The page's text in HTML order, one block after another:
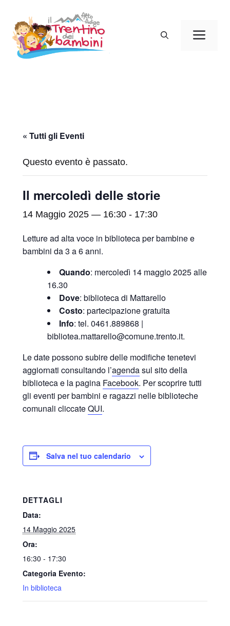
contenuto
« Tutti gli Eventi
Questo evento è passato.
Il mercoledì delle storie
14 Maggio 2025 — 16:30 - 17:30
Letture ad alta voce in biblioteca per bambine e
bambini da 3 a 6 anni.
Quando: mercoledì 14 maggio 2025 alle
16.30
Dove: biblioteca di Mattarello
Costo: partecipazione gratuita
Info: tel. 0461.889868 |
bibliotea.mattarello@comune.trento.it.
Le date possono subire delle modifiche tenetevi
aggiornati consultando l’agendasul sito della
biblioteca e la pagina Facebook. Per scoprire tutti
gli eventi per bambini e ragazzi nelle biblioteche
comunali cliccateQUI.
Salva nel tuo calendario
DETTAGLI
Data:
14 Maggio 2025
Ora:
16:30 - 17:30
Categoria Evento:
In biblioteca